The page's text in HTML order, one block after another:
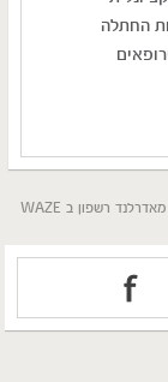
החתלה
תעקבו אחרינו אולם תצוגה מאדרלנד - רשפון הרותם 8, רשפון מאדרלנד רשפון ב WAZE